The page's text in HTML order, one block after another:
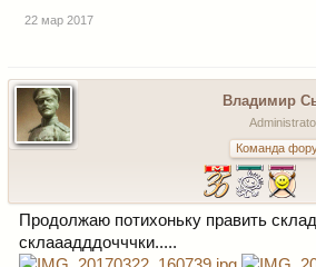
22 мар 2017
Владимир
Команда
Продолжаю потихоньку править
склааадддочччки.....